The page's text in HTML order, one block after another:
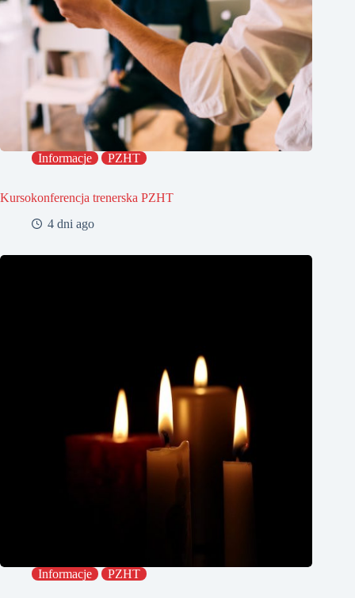
Informacje PZHT
Kursokonferencja trenerska PZHT
4 dni ago
Informacje PZHT